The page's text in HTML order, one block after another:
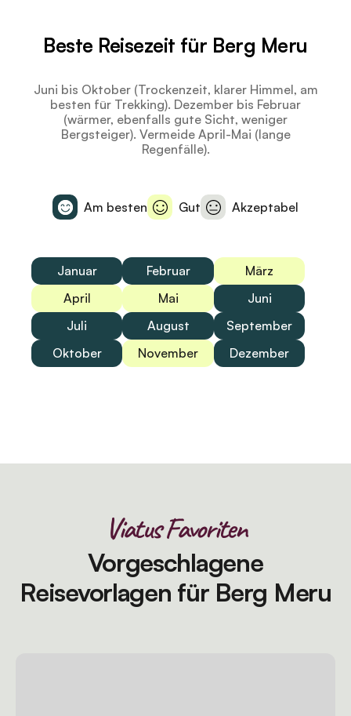
Beste Reisezeit für Berg Meru
Juni bis Oktober (Trockenzeit, klarer Himmel, am
besten für Trekking). Dezember bis Februar
(wärmer, ebenfalls gute Sicht, weniger
Bergsteiger). Vermeide April-Mai (lange
Regenfälle).
Am besten Gut Akzeptabel
Januar Februar
März
April
Mai
Juni
Juli
August
September
Oktober
November Dezember
Viatus Favoriten
Vorgeschlagene
Reisevorlagen für Berg Meru